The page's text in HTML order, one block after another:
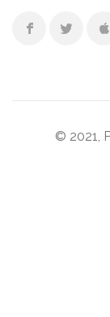
© 2021,